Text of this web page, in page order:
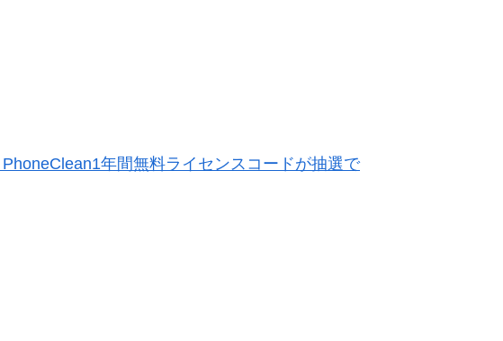
年間無料ライセンスコードが抽選で